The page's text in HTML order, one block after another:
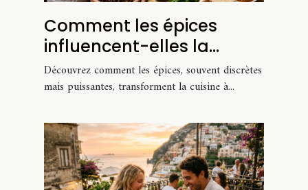
Comment les épices
influencent-elles la
cuisine mondiale ?
Découvrez comment les épices, souvent discrètes
mais puissantes, transforment la cuisine à...